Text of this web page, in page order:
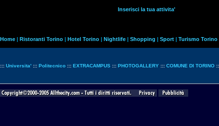
Inserisci la tua attivita'
Home | Ristoranti Torino | Hotel Torino | Nightlife | Shopping | Sport | Turismo Torino
::: Universita' ::: Politecnico ::: EXTRACAMPUS ::: PHOTOGALLERY ::: COMUNE DI TORINO